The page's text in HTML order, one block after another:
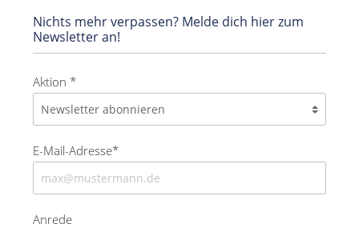
Nichts mehr verpassen? Melde dich hier zum
Newsletter an!
Aktion *
E-Mail-Adresse*
Anrede